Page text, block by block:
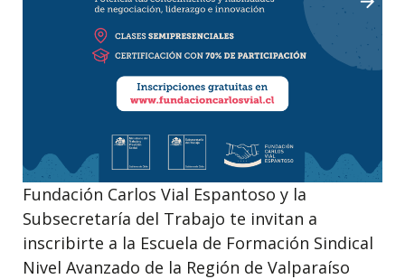
Fundación Carlos Vial Espantoso y la
Subsecretaría del Trabajo te invitan a
inscribirte a la Escuela de Formación Sindical
Nivel Avanzado de la Región de Valparaíso